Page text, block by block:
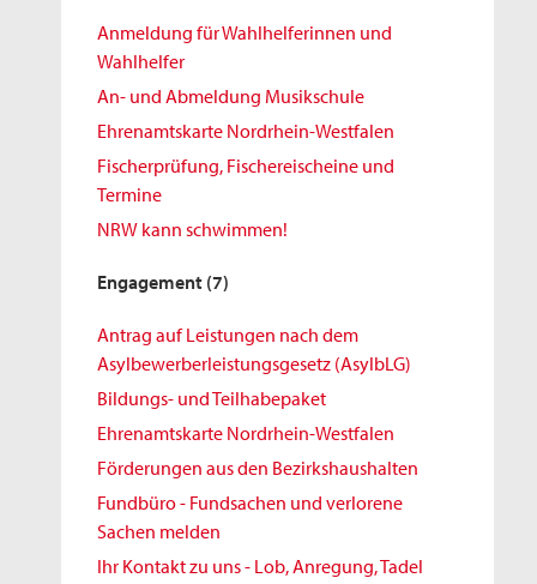
Anmeldung für Wahlhelferinnen und
Wahlhelfer
An- und Abmeldung Musikschule
Ehrenamtskarte Nordrhein-Westfalen
Fischerprüfung, Fischereischeine und
Termine
NRW kann schwimmen!
Engagement (7)
Antrag auf Leistungen nach dem
Asylbewerberleistungsgesetz (AsylbLG)
Bildungs- und Teilhabepaket
Ehrenamtskarte Nordrhein-Westfalen
Förderungen aus den Bezirkshaushalten
Fundbüro - Fundsachen und verlorene
Sachen melden
Ihr Kontakt zu uns - Lob, Anregung, Tadel